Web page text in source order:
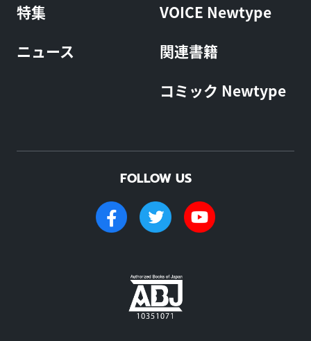
特集
ニュース
VOICE Newtype
関連書籍
コミック Newtype
FOLLOW US